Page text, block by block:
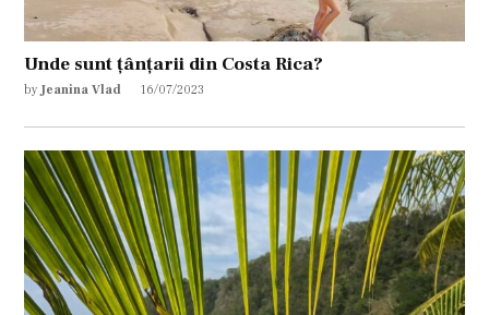
Unde sunt țânțarii din Costa Rica?
by Jeanina Vlad 16/07/2023